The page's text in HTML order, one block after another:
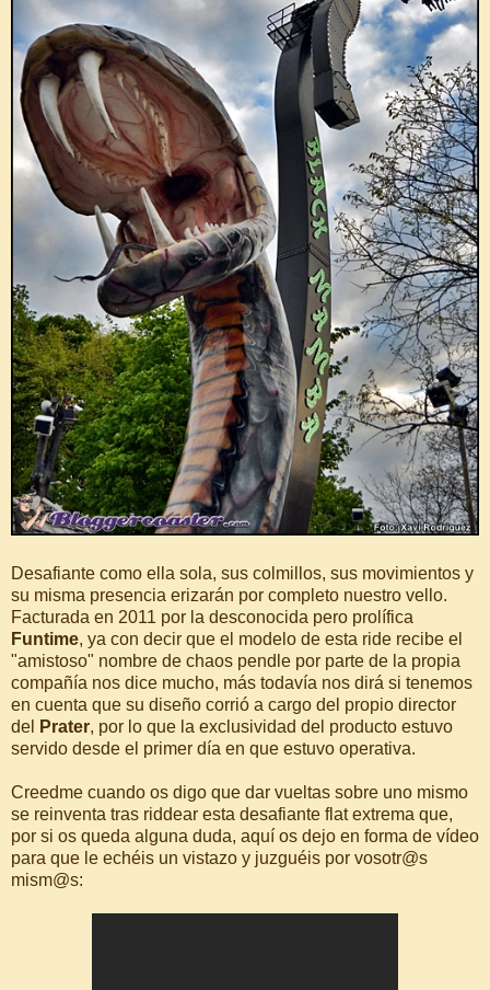
Desafiante como ella sola, sus colmillos, sus movimientos y
su misma presencia erizarán por completo nuestro vello.
Facturada en 2011 por la desconocida pero prolífica
Funtime, ya con decir que el modelo de esta ride recibe el
"amistoso" nombre de chaos pendle por parte de la propia
compañía nos dice mucho, más todavía nos dirá si tenemos
en cuenta que su diseño corrió a cargo del propio director
del
Prater, por lo que la exclusividad del producto estuvo
servido desde el primer día en que estuvo operativa.
Creedme cuando os digo que dar vueltas sobre uno mismo
se reinventa tras riddear esta desafiante flat extrema que,
por si os queda alguna duda, aquí os dejo en forma de vídeo
para que le echéis un vistazo y juzguéis por vosotr@s
mism@s: